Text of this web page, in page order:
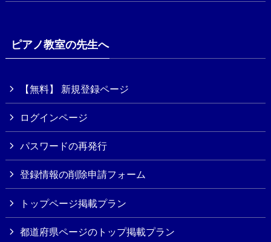
ピアノ教室の先生へ
【無料】 新規登録ページ
ログインページ
パスワードの再発行
登録情報の削除申請フォーム
トップページ掲載プラン
都道府県ページのトップ掲載プラン